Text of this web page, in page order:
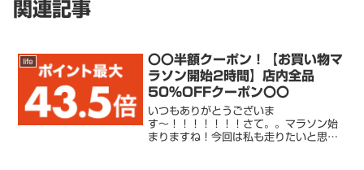
関連記事
life
〇〇半額クーポン！【お買い物マ
ラソン開始2時間】店内全品
50％OFFクーポン〇〇
いつもありがとうございま
す〜！！！！！！！さて。。マラソン始
まりますね！今回は私も走りたいと思い